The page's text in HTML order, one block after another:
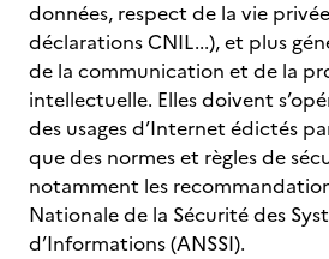
données, respect de la vie
déclarations CNIL...), et plus
de la communication et de la
intellectuelle. Elles doivent
des usages d’Internet édictés
que des normes et règles de
notamment les
Nationale de la Sécurité des
d’Informations (ANSSI).